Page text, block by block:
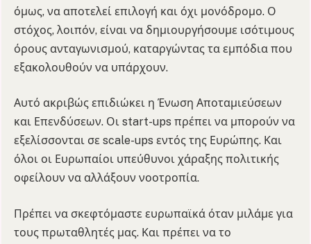
όμως, να αποτελεί επιλογή και όχι μονόδρομο. Ο
στόχος, λοιπόν, είναι να δημιουργήσουμε ισότιμους
όρους ανταγωνισμού, καταργώντας τα εμπόδια που
εξακολουθούν να υπάρχουν.
Αυτό ακριβώς επιδιώκει η Ένωση Αποταμιεύσεων
και Επενδύσεων. Οι start-ups πρέπει να μπορούν να
εξελίσσονται σε scale-ups εντός της Ευρώπης. Και
όλοι οι Ευρωπαίοι υπεύθυνοι χάραξης πολιτικής
οφείλουν να αλλάξουν νοοτροπία.
Πρέπει να σκεφτόμαστε ευρωπαϊκά όταν μιλάμε για
τους πρωταθλητές μας. Και πρέπει να το